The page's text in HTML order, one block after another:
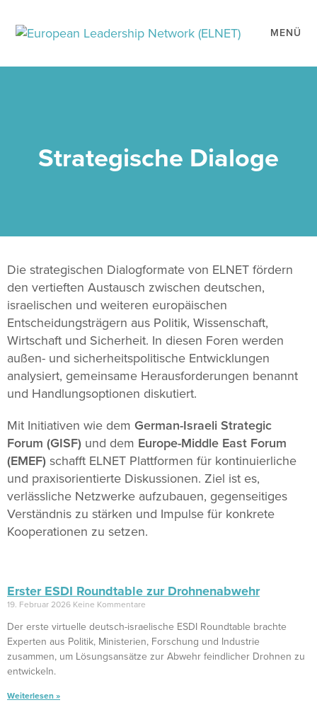
MENÜ
Strategische Dialoge
Die strategischen Dialogformate von ELNET fördern
den vertieften Austausch zwischen deutschen,
israelischen und weiteren europäischen
Entscheidungsträgern aus Politik, Wissenschaft,
Wirtschaft und Sicherheit. In diesen Foren werden
außen- und sicherheitspolitische Entwicklungen
analysiert, gemeinsame Herausforderungen benannt
und Handlungsoptionen diskutiert.
Mit Initiativen wie dem German-Israeli Strategic
Forum (GISF) und dem Europe-Middle East Forum
(EMEF) schafft ELNET Plattformen für kontinuierliche
und praxisorientierte Diskussionen. Ziel ist es,
verlässliche Netzwerke aufzubauen, gegenseitiges
Verständnis zu stärken und Impulse für konkrete
Kooperationen zu setzen.
Erster ESDI Roundtable zur Drohnenabwehr
19. Februar 2026 Keine Kommentare
Der erste virtuelle deutsch-israelische ESDI Roundtable brachte
Experten aus Politik, Ministerien, Forschung und Industrie
zusammen, um Lösungsansätze zur Abwehr feindlicher Drohnen zu
entwickeln.
Weiterlesen »